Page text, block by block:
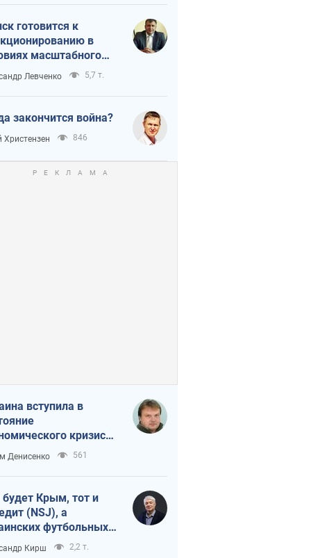
готовится к
в
масштабного
кризиса
Левченко 5,7 т.
закончится война?
Христензен 846
вступила в
кризиса.
ли свет в конце
Денисенко 561
будет Крым, тот и
(NSJ), а
футбольных
могут
Кирш 2,2 т.